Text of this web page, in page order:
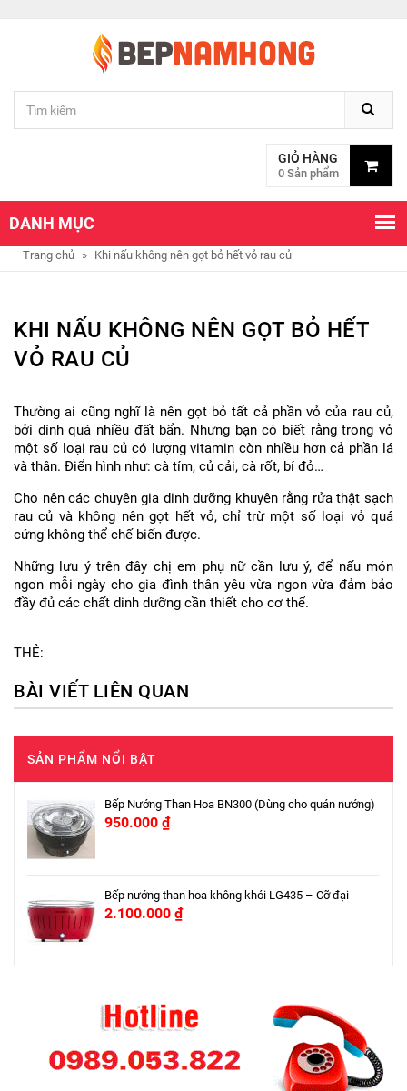
GIỎ HÀNG
0 Sản phẩm
DANH MỤC
Trang chủ » Khi nấu không nên gọt bỏ hết vỏ rau củ
KHI NẤU KHÔNG NÊN GỌT BỎ HẾT
VỎ RAU CỦ
Thường ai cũng nghĩ là nên gọt bỏ tất cả phần vỏ của rau củ,
bởi dính quá nhiều đất bẩn. Nhưng bạn có biết rằng trong vỏ
một số loại rau củ có lượng vitamin còn nhiều hơn cả phần lá
và thân. Điển hình như: cà tím, củ cải, cà rốt, bí đỏ…
Cho nên các chuyên gia dinh dưỡng khuyên rằng rửa thật sạch
rau củ và không nên gọt hết vỏ, chỉ trừ một số loại vỏ quá
cứng không thể chế biến được.
Những lưu ý trên đây chị em phụ nữ cần lưu ý, để nấu món
ngon mỗi ngày cho gia đình thân yêu vừa ngon vừa đảm bảo
đầy đủ các chất dinh dưỡng cần thiết cho cơ thể.
THẺ:
BÀI VIẾT LIÊN QUAN
SẢN PHẨM NỔI BẬT
Bếp Nướng Than Hoa BN300 (Dùng cho quán nướng)
950.000 ₫
Bếp nướng than hoa không khói LG435 – Cỡ đại
2.100.000 ₫